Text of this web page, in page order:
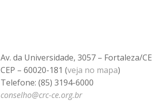
Av. da Universidade, 3057 – Fortaleza/CE
CEP – 60020-181 (veja no mapa)
Telefone: (85) 3194-6000
conselho@crc-ce.org.br